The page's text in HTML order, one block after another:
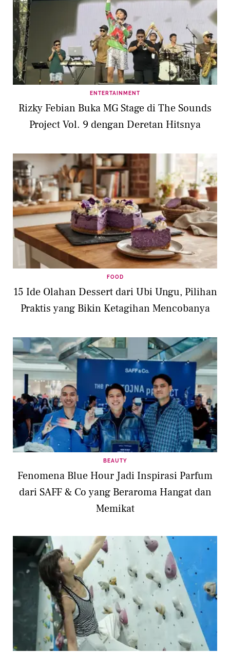
ENTERTAINMENT
Rizky Febian Buka MG Stage di The Sounds
Project Vol. 9 dengan Deretan Hitsnya
FOOD
15 Ide Olahan Dessert dari Ubi Ungu, Pilihan
Praktis yang Bikin Ketagihan Mencobanya
BEAUTY
Fenomena Blue Hour Jadi Inspirasi Parfum
dari SAFF & Co yang Beraroma Hangat dan
Memikat